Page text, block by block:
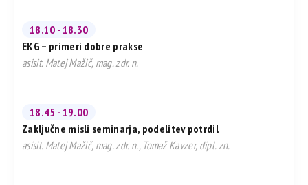
18.10 - 18.30
EKG – primeri dobre prakse
asisit. Matej Mažič, mag. zdr. n.
18.45 - 19.00
Zaključne misli seminarja, podelitev potrdil
asisit. Matej Mažič, mag. zdr. n., Tomaž Kavzer, dipl. zn.